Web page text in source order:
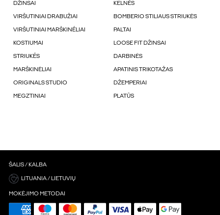
DŽINSAI KELNÉS
VIRŠUTINIAI DRABUŽIAI BOMBERIO STILIAUS STRIUKĖS
VIRŠUTINIAI MARŠKINÉLIAI PALTAI
KOSTIUMAI LOOSE FIT DŽINSAI
STRIUKÉS DARBINĖS
MARŠKINĖLIAI APATINIS TRIKOTAŽAS
ORIGINALS STUDIO DŽEMPERIAI
MEGZTINIAI PLATŪS
ŠALIS / KALBA
LITUANIA / LIETUVIŲ
MOKĖJIMO METODAI